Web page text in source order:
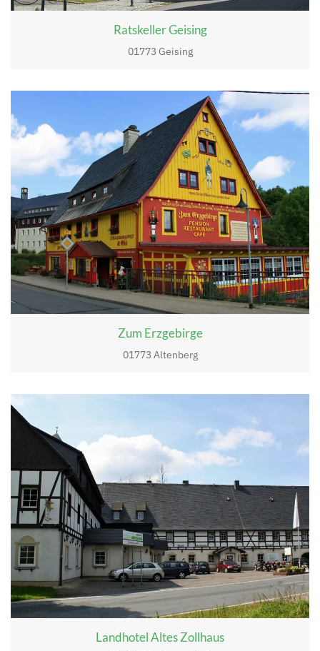
Ratskeller Geising
01773 Geising
Zum Erzgebirge
01773 Altenberg
Landhotel Altes Zollhaus